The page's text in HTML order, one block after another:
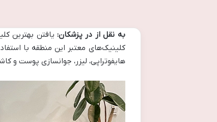
به نقل از در پزشکان: یافتن بهترین
کلینیک‌های معتبر این منطقه با
هایفوتراپی، لیزر، جوانسازی پوست و